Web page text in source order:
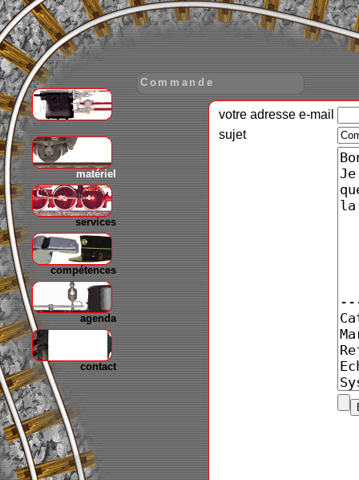
matériel
services
compétences
agenda
contact
Commande
votre adresse e-mail
sujet